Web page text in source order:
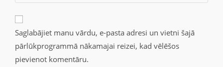
Saglabājiet manu vārdu, e-pasta adresi un vietni šajā
pārlūkprogrammā nākamajai reizei, kad vēlēšos
pievienot komentāru.